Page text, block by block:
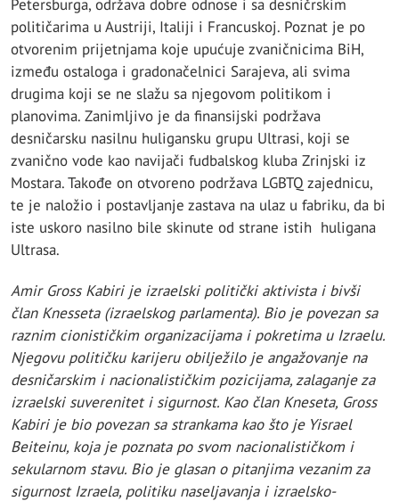
Petersburga, održava dobre odnose i sa desničrskim
političarima u Austriji, Italiji i Francuskoj. Poznat je po
otvorenim prijetnjama koje upućuje zvaničnicima BiH,
između ostaloga i gradonačelnici Sarajeva, ali svima
drugima koji se ne slažu sa njegovom politikom i
planovima. Zanimljivo je da finansijski podržava
desničarsku nasilnu huligansku grupu Ultrasi, koji se
zvanično vode kao navijači fudbalskog kluba Zrinjski iz
Mostara. Takođe on otvoreno podržava LGBTQ zajednicu,
te je naložio i postavljanje zastava na ulaz u fabriku, da bi
iste uskoro nasilno bile skinute od strane istih huligana
Ultrasa.
Amir Gross Kabiri je izraelski politički aktivista i bivši
član Knesseta (izraelskog parlamenta). Bio je povezan sa
raznim cionističkim organizacijama i pokretima u Izraelu.
Njegovu političku karijeru obilježilo je angažovanje na
desničarskim i nacionalističkim pozicijama, zalaganje za
izraelski suverenitet i sigurnost. Kao član Kneseta, Gross
Kabiri je bio povezan sa strankama kao što je Yisrael
Beiteinu, koja je poznata po svom nacionalističkom i
sekularnom stavu. Bio je glasan o pitanjima vezanim za
sigurnost Izraela, politiku naseljavanja i izraelsko-